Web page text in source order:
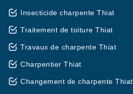
Insecticide charpente Thiat
Traitement de toiture Thiat
Travaux de charpente Thiat
Charpentier Thiat
Changement de charpente Thiat